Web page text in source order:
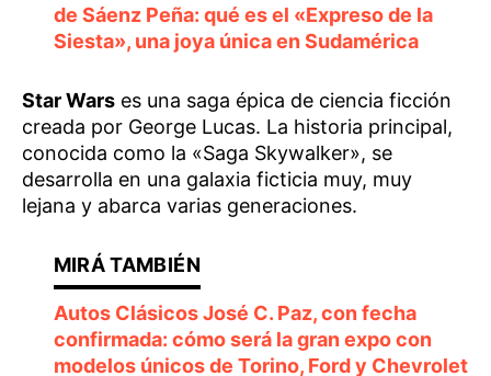
de Sáenz Peña: qué es el «Expreso de la
Siesta», una joya única en Sudamérica
Star Wars es una saga épica de ciencia ficción
creada por George Lucas. La historia principal,
conocida como la «Saga Skywalker», se
desarrolla en una galaxia ficticia muy, muy
lejana y abarca varias generaciones.
Autos Clásicos José C. Paz, con fecha
confirmada: cómo será la gran expo con
modelos únicos de Torino, Ford y Chevrolet